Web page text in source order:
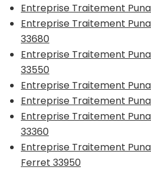
Entreprise Traitement
Entreprise Traitement
33680
Entreprise Traitement
33550
Entreprise Traitement
Entreprise Traitement
Entreprise Traitement
33360
Entreprise Traitement
Ferret 33950